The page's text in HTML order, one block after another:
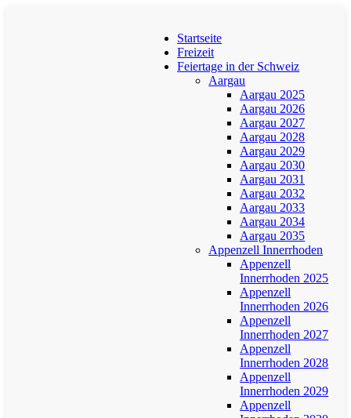
Startseite
Freizeit
Feiertage in der Schweiz
Aargau
Aargau 2025
Aargau 2026
Aargau 2027
Aargau 2028
Aargau 2029
Aargau 2030
Aargau 2031
Aargau 2032
Aargau 2033
Aargau 2034
Aargau 2035
Appenzell Innerrhoden
Appenzell
Innerrhoden 2025
Appenzell
Innerrhoden 2026
Appenzell
Innerrhoden 2027
Appenzell
Innerrhoden 2028
Appenzell
Innerrhoden 2029
Appenzell